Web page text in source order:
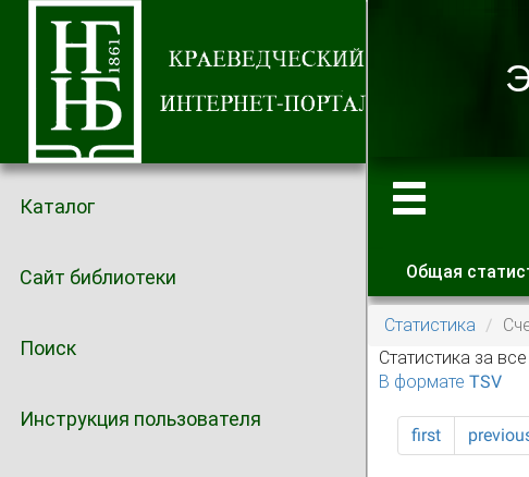
Каталог
Сайт библиотеки
Поиск
Инструкция пользователя
Главные
Общая
Статистика
Статистика за
В формате TSV
first